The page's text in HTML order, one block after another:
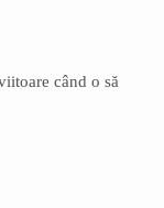
când o să